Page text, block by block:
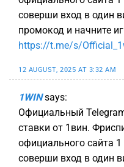
соверши вход в один
промокод и начните
https://t.me/s/
12 AUGUST, 2025 AT 3:32 AM
1WIN says:
Официальный
ставки от 1вин.
официального сайта 1
соверши вход в один